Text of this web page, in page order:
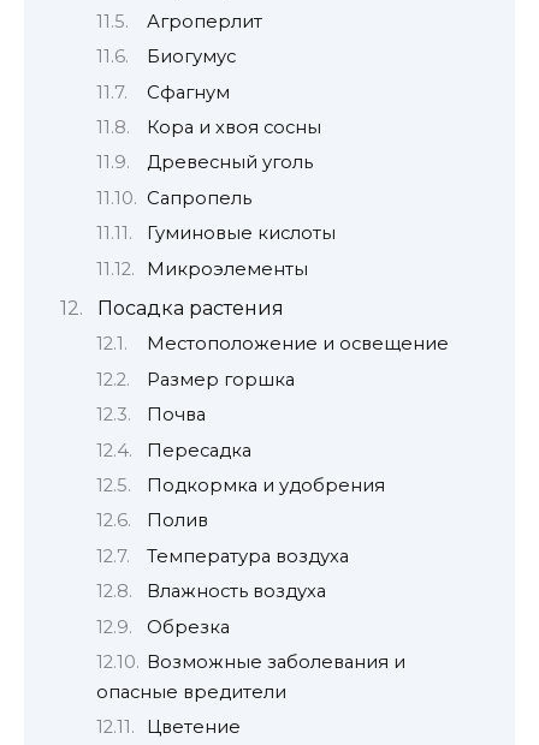
Агроперлит
Биогумус
Сфагнум
Кора и хвоя сосны
Древесный уголь
Сапропель
Гуминовые кислоты
Микроэлементы
Посадка растения
Местоположение и освещение
Размер горшка
Почва
Пересадка
Подкормка и удобрения
Полив
Температура воздуха
Влажность воздуха
Обрезка
Возможные заболевания и
опасные вредители
Цветение